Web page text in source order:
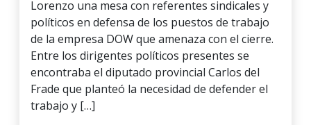
Lorenzo una mesa con referentes sindicales y
políticos en defensa de los puestos de trabajo
de la empresa DOW que amenaza con el cierre.
Entre los dirigentes políticos presentes se
encontraba el diputado provincial Carlos del
Frade que planteó la necesidad de defender el
trabajo y […]